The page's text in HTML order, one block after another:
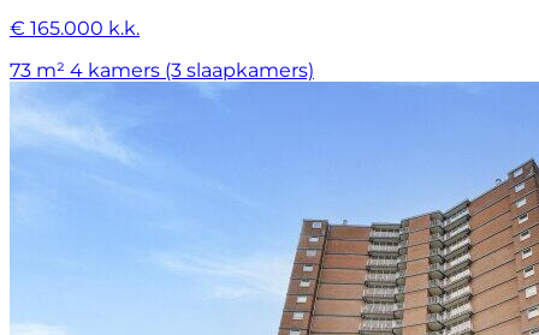
€ 165.000 k.k.
73 m² 4 kamers (3 slaapkamers)